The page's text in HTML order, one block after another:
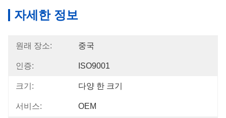
자세한 정보
원래 장소: 중국
인증: ISO9001
크기: 다양 한 크기
서비스: OEM